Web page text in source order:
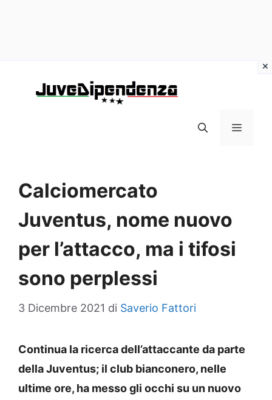
MENU
Calciomercato
Juventus, nome nuovo
per l’attacco, ma i tifosi
sono perplessi
3 Dicembre 2021 di Saverio Fattori
Continua la ricerca dell’attaccante da parte
della Juventus; il club bianconero, nelle
ultime ore, ha messo gli occhi su un nuovo